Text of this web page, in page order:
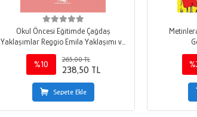
Okul Öncesi Eğitimde Çağdaş
Yaklaşımlar Reggio Emila Yaklaşımı ve
Proje Yaklaşımı
%10
265,00 TL
238,50 TL
Sepete Ekle